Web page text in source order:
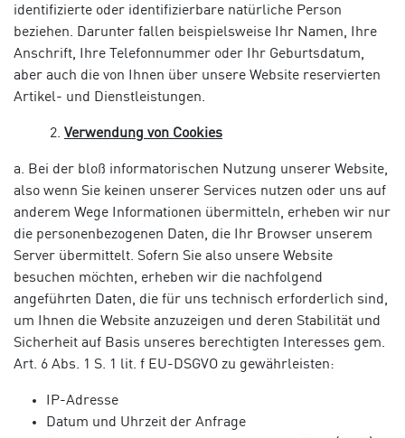
identifizierte oder identifizierbare natürliche Person
beziehen. Darunter fallen beispielsweise Ihr Namen, Ihre
Anschrift, Ihre Telefonnummer oder Ihr Geburtsdatum,
aber auch die von Ihnen über unsere Website reservierten
Artikel- und Dienstleistungen.
Verwendung von Cookies
a. Bei der bloß informatorischen Nutzung unserer Website,
also wenn Sie keinen unserer Services nutzen oder uns auf
anderem Wege Informationen übermitteln, erheben wir nur
die personenbezogenen Daten, die Ihr Browser unserem
Server übermittelt. Sofern Sie also unsere Website
besuchen möchten, erheben wir die nachfolgend
angeführten Daten, die für uns technisch erforderlich sind,
um Ihnen die Website anzuzeigen und deren Stabilität und
Sicherheit auf Basis unseres berechtigten Interesses gem.
Art. 6 Abs. 1 S. 1 lit. f EU-DSGVO zu gewährleisten:
IP-Adresse
Datum und Uhrzeit der Anfrage